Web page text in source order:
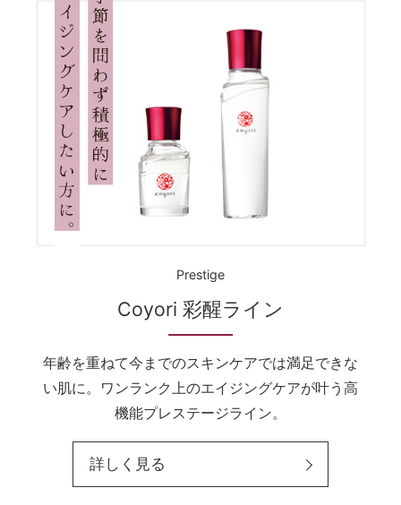
Prestige
Coyori 彩醒ライン
年齢を重ねて今までのスキンケアでは満足できな
い肌に。ワンランク上のエイジングケアが叶う高
機能プレステージライン。
詳しく見る